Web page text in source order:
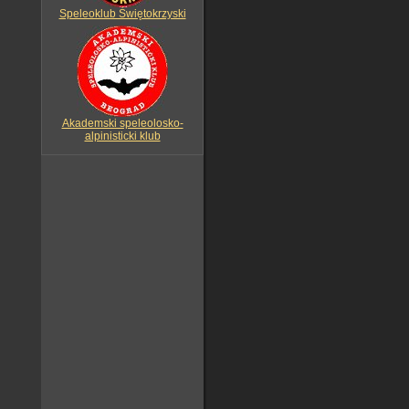
Speleoklub Świętokrzyski
Akademski speleolosko-
alpinisticki klub